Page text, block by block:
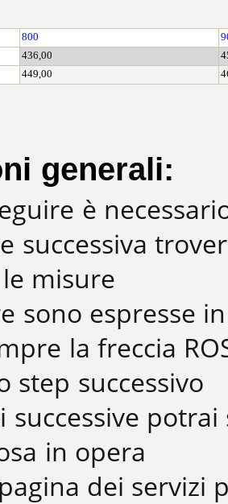
800
436,00
449,00
generali:
è
successiva
misure
sono espresse
la freccia
step successivo
successive
in opera
dei